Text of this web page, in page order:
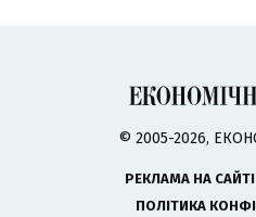
© 2005-2026,
РЕКЛАМА НА САЙТІ
ПОЛІТИКА